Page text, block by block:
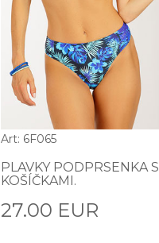
Art: 6F065
PLAVKY PODPRSENKA S
KOŠÍČKAMI.
27.00 EUR